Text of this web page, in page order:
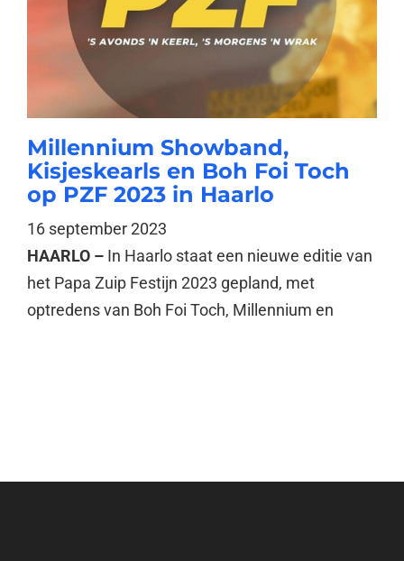
Millennium Showband,
Kisjeskearls en Boh Foi Toch
op PZF 2023 in Haarlo
16 september 2023
HAARLO – In Haarlo staat een nieuwe editie van
het Papa Zuip Festijn 2023 gepland, met
optredens van Boh Foi Toch, Millennium en